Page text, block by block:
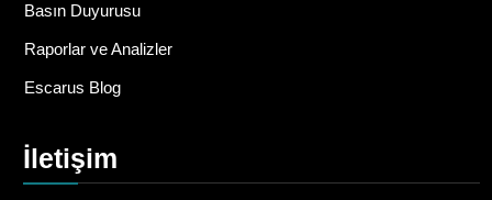
Basın Duyurusu
Raporlar ve Analizler
Escarus Blog
İletişim